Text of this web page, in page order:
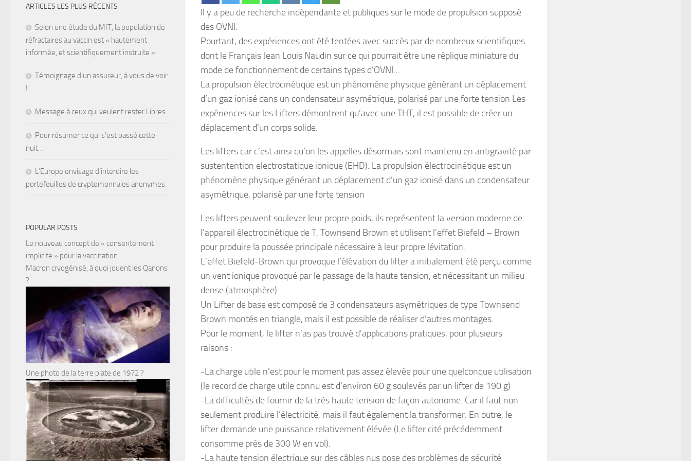
Il y a peu de recherche indépendante et publiques sur le mode de propulsion supposé
des OVNI.
Pourtant, des expériences ont été tentées avec succès par de nombreux scientifiques
dont le Français Jean Louis Naudin sur ce qui pourrait être une réplique miniature du
mode de fonctionnement de certains types d’OVNI…
La propulsion électrocinétique est un phénomène physique générant un déplacement
d’un gaz ionisé dans un condensateur asymétrique, polarisé par une forte tension Les
expériences sur les Lifters démontrent qu’avec une THT, il est possible de créer un
déplacement d’un corps solide.
Les lifters car c’est ainsi qu’on les appelles désormais sont maintenu en antigravité par
sustentention electrostatique ionique (EHD). La propulsion électrocinétique est un
phénomène physique générant un déplacement d’un gaz ionisé dans un condensateur
asymétrique, polarisé par une forte tension
Les lifters peuvent soulever leur propre poids, ils représentent la version moderne de
l’appareil électrocinétique de T. Townsend Brown et utilisent l’effet Biefeld – Brown
pour produire la poussée principale nécessaire à leur propre lévitation.
L’effet Biefeld-Brown qui provoque l’élévation du lifter a initialement été perçu comme
un vent ionique provoqué par le passage de la haute tension, et nécessitant un milieu
dense (atmosphère)
Un Lifter de base est composé de 3 condensateurs asymétriques de type Townsend
Brown montés en triangle, mais il est possible de réaliser d’autres montages.
Pour le moment, le lifter n’as pas trouvé d’applications pratiques, pour plusieurs
raisons :
-La charge utile n’est pour le moment pas assez élevée pour une quelconque utilisation
(le record de charge utile connu est d’environ 60 g soulevés par un lifter de 190 g)
-La difficultés de fournir de la très haute tension de façon autonome. Car il faut non
seulement produire l’électricité, mais il faut également la transformer. En outre, le
lifter demande une puissance relativement élévée (Le lifter cité précédemment
consomme prés de 300 W en vol).
-La haute tension électrique sur des câbles nus pose des problèmes de sécurité
ARTICLES LES PLUS RÉCENTS
Selon une étude du MIT, la population de
réfractaires au vaccin est « hautement
informée, et scientifiquement instruite »
Témoignage d’un assureur, à vous de voir
!
Message à ceux qui veulent rester Libres
Pour résumer ce qui s’est passé cette
nuit…
L’Europe envisage d’interdire les
portefeuilles de cryptomonnaies anonymes
POPULAR POSTS
Le nouveau concept de « consentement
implicite » pour la vaccination
Macron cryogénisé, à quoi jouent les Qanons
?
Une photo de la terre plate de 1972 ?